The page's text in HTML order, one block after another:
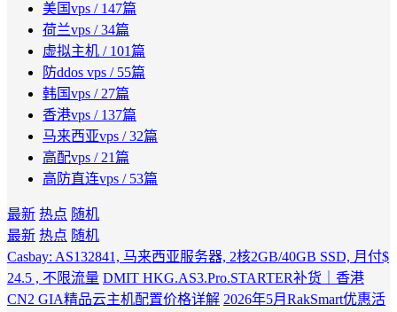
美国vps / 147篇
荷兰vps / 34篇
虚拟主机 / 101篇
防ddos vps / 55篇
韩国vps / 27篇
香港vps / 137篇
马来西亚vps / 32篇
高配vps / 21篇
高防直连vps / 53篇
最新 热点 随机
最新 热点 随机
Casbay: AS132841, 马来西亚服务器, 2核2GB/40GB SSD, 月付$
24.5 , 不限流量 DMIT HKG.AS3.Pro.STARTER补货｜香港
CN2 GIA精品云主机配置价格详解 2026年5月RakSmart优惠活